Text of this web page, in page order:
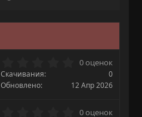
0
0
0 оценок
Скачивания
0
Обновлено
12 Апр 2026
00 оценок